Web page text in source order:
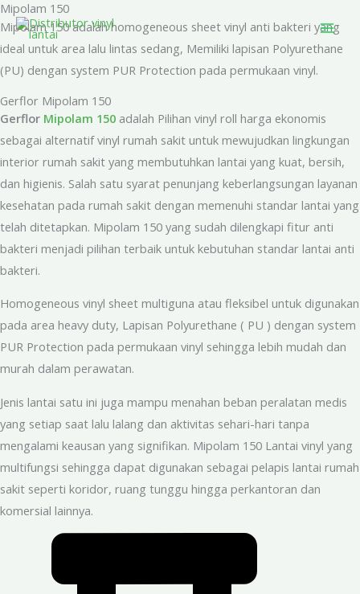
Skip
to
content
Mipolam 150
Mipolam 150 adalah homogeneous sheet vinyl anti bakteri yang
ideal untuk area lalu lintas sedang, Memiliki lapisan Polyurethane
(PU) dengan system PUR Protection pada permukaan vinyl.
Gerflor Mipolam 150
Gerflor Mipolam 150 adalah Pilihan vinyl roll harga ekonomis
sebagai alternatif vinyl rumah sakit untuk mewujudkan lingkungan
interior rumah sakit yang membutuhkan lantai yang kuat, bersih,
dan higienis. Salah satu syarat penunjang keberlangsungan layanan
kesehatan pada rumah sakit dengan memenuhi standar lantai yang
telah ditetapkan. Mipolam 150 yang sudah dilengkapi fitur anti
bakteri menjadi pilihan terbaik untuk kebutuhan standar lantai anti
bakteri.
Homogeneous vinyl sheet multiguna atau fleksibel untuk digunakan
pada area heavy duty, Lapisan Polyurethane ( PU ) dengan system
PUR Protection pada permukaan vinyl sehingga lebih mudah dan
murah dalam perawatan.
Jenis lantai satu ini juga mampu menahan beban peralatan medis
yang setiap saat lalu lalang dan aktivitas sehari-hari tanpa
mengalami keausan yang signifikan. Mipolam 150 Lantai vinyl yang
multifungsi sehingga dapat digunakan sebagai pelapis lantai rumah
sakit seperti koridor, ruang tunggu hingga perkantoran dan
komersial lainnya.